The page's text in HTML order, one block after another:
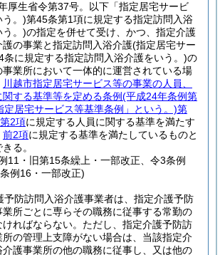
厚生省令第37号。以下「指定居宅サービ
う。)第45条第1項に規定する指定訪問入浴
う。)の指定を併せて受け、かつ、指定介護
の事業と指定訪問入浴介護(指定居宅サー
条に規定する指定訪問入浴介護をいう。)の
業所において一体的に運営されている場
川越市指定居宅サービス等の事業の人員、
する基準等を定める条例(平成24年条例第
定居宅サービス等基準条例」という。)第
第2項に規定する人員に関する基準を満たす
前2項に規定する基準を満たしているものと
る。
11・旧第15条繰上・一部改正、令3条例
例16・一部改正)
予防訪問入浴介護事業者は、指定介護予防
所ごとに専らその職務に従事する常勤の
ればならない。 ただし、指定介護予防訪
所の管理上支障がない場合は、当該指定介
護事業所の他の職務に従事し、又は他の